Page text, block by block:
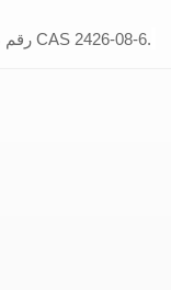
YLD-9004، الاسم الكيميائي بوتيل جليسيديل إيثر (BGE)، رقم CAS 2426-08-6.